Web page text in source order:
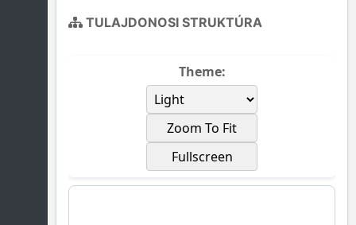
TULAJDONOSI STRUKTÚRA
Theme:
Zoom To Fit
Fullscreen